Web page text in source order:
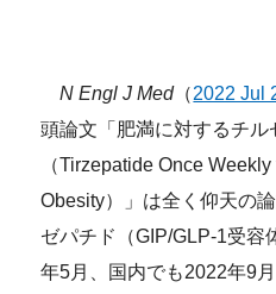
N Engl J Med（2022 Jul
頭論文「肥満に対するチル
（Tirzepatide Once
Obesity）」は全く仰天の
ゼパチド（GIP/GLP-1受容
年5月、国内でも2022年9